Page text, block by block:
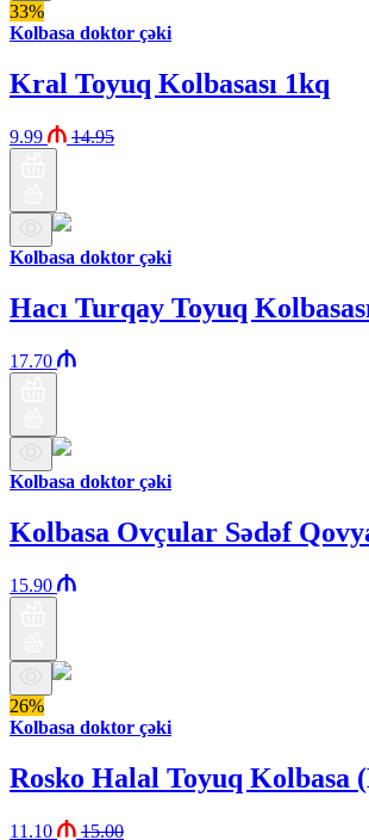
33%
Kolbasa doktor çəki
Kral Toyuq Kolbasası 1kq
9.99 14.95
Kolbasa doktor çəki
Hacı Turqay Toyuq
17.70
Kolbasa doktor çəki
Kolbasa Ovçular Sədəf
15.90
26%
Kolbasa doktor çəki
Rosko Halal Toyuq Kolbasa
11.10 15.00